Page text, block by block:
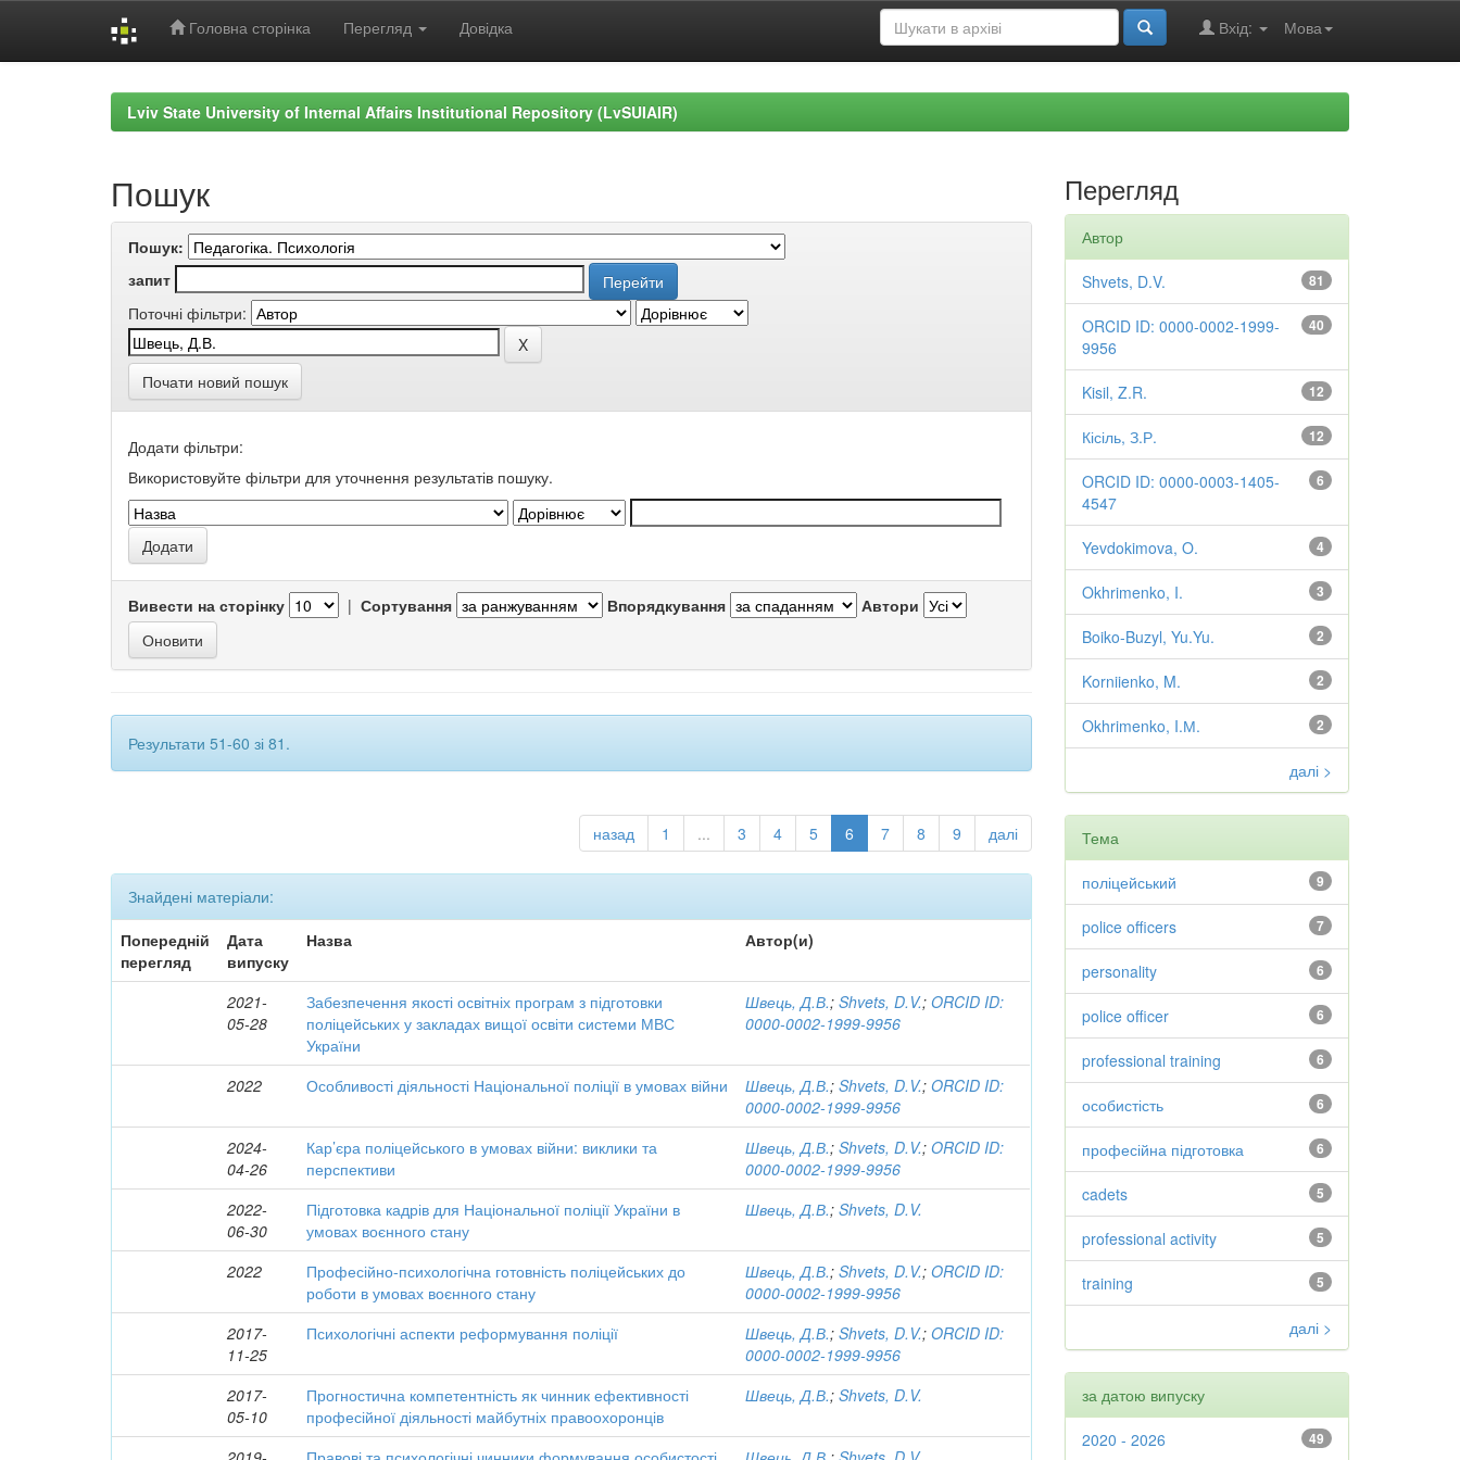
Головна сторінка Перегляд Довідка Мова
Вхід:
Lviv State University of Internal Affairs Institutional Repository (LvSUIAIR)
Пошук
Пошук:
запит
Поточні фільтри:
Почати новий пошук
Додати фільтри:
Використовуйте фільтри для уточнення результатів пошуку.
Вивести на сторінку | Сортування Впорядкування Автори
Результати 51-60 зі 81.
назад 1 ... 3 4 5 6 7 8 9 далі
Знайдені матеріали:
Попередній
перегляд
Дата
випуску
Назва Автор(и)
2021-
05-28
Забезпечення якості освітніх програм з підготовки
поліцейських у закладах вищої освіти системи МВС
України
Швець, Д.В.;Shvets, D.V.;ORCID ID:
0000-0002-1999-9956
2022 Особливості діяльності Національної поліції в умовах війни Швець, Д.В.;Shvets, D.V.;ORCID ID:
0000-0002-1999-9956
2024-
04-26
Кар’єра поліцейського в умовах війни: виклики та
перспективи
Швець, Д.В.;Shvets, D.V.;ORCID ID:
0000-0002-1999-9956
2022-
06-30
Підготовка кадрів для Національної поліції України в
умовах воєнного стану
Швець, Д.В.;Shvets, D.V.
2022
Професійно-психологічна готовність поліцейських до
роботи в умовах воєнного стану
Швець, Д.В.;Shvets, D.V.;ORCID ID:
0000-0002-1999-9956
2017-
11-25
Психологічні аспекти реформування поліції Швець, Д.В.;Shvets, D.V.;ORCID ID:
0000-0002-1999-9956
2017-
05-10
Прогностична компетентність як чинник ефективності
професійної діяльності майбутніх правоохоронців
Швець, Д.В.;Shvets, D.V.
Перегляд
Автор
81
Shvets, D.V.
40
ORCID ID: 0000-0002-1999-
9956
12
Kisil, Z.R.
12
Кісіль, З.Р.
6
ORCID ID: 0000-0003-1405-
4547
4
Yevdokimova, O.
3
Okhrimenko, I.
2
Boiko-Buzyl, Yu.Yu.
2
Korniienko, M.
2
Okhrimenko, I.М.
далі >
Тема
9
поліцейський
7
police officers
6
personality
6
police officer
6
professional training
6
особистість
6
професійна підготовка
5
cadets
5
professional activity
5
training
далі >
за датою випуску
49
2020 - 2026